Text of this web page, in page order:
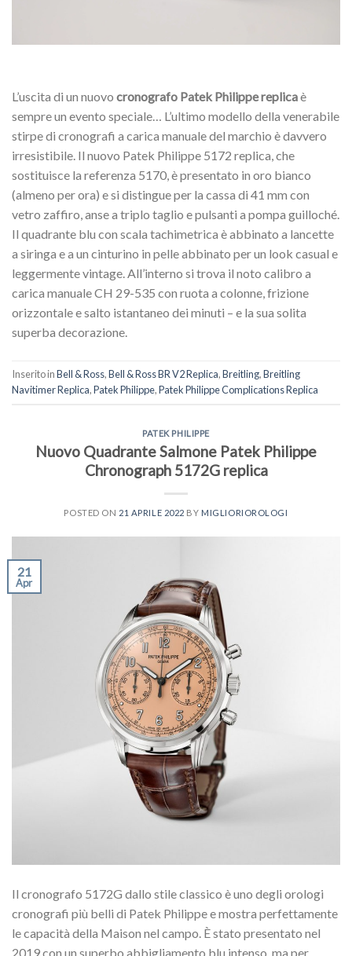
L’uscita di un nuovo cronografo Patek Philippe replicaè
sempre un evento speciale… L’ultimo modello della venerabile
stirpe di cronografi a carica manuale del marchio è davvero
irresistibile. Il nuovo Patek Philippe 5172 replica, che
sostituisce la referenza 5170, è presentato in oro bianco
(almeno per ora) e si distingue per la cassa di 41 mm con
vetro zaffiro, anse a triplo taglio e pulsanti a pompa guilloché.
Il quadrante blu con scala tachimetrica è abbinato a lancette
a siringa e a un cinturino in pelle abbinato per un look casual e
leggermente vintage. All’interno si trova il noto calibro a
carica manuale CH 29-535 con ruota a colonne, frizione
orizzontale e salto istantaneo dei minuti – e la sua solita
superba decorazione.
Inserito inBell & Ross,Bell & Ross BR V2 Replica,Breitling,Breitling
Navitimer Replica,Patek Philippe,Patek Philippe Complications Replica
PATEK PHILIPPE
Nuovo Quadrante Salmone Patek Philippe
Chronograph 5172G replica
POSTED ON 21 APRILE 2022 BY MIGLIORIOROLOGI
21
Apr
Il cronografo 5172G dallo stile classico è uno degli orologi
cronografi più belli di Patek Philippe e mostra perfettamente
le capacità della Maison nel campo. È stato presentato nel
2019 con un superbo abbigliamento blu intenso, ma per